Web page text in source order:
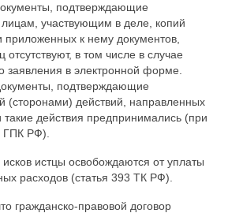
подтверждающие
участвующим в деле, копий
приложенных к нему документов,
в том числе в случае
заявления в электронной форме.
подтверждающие
(сторонами) действий, направленных
действия предпринимались (при
ГПК РФ).
истцы освобождаются от уплаты
расходов (статья 393 ТК РФ).
гражданско-правовой договор